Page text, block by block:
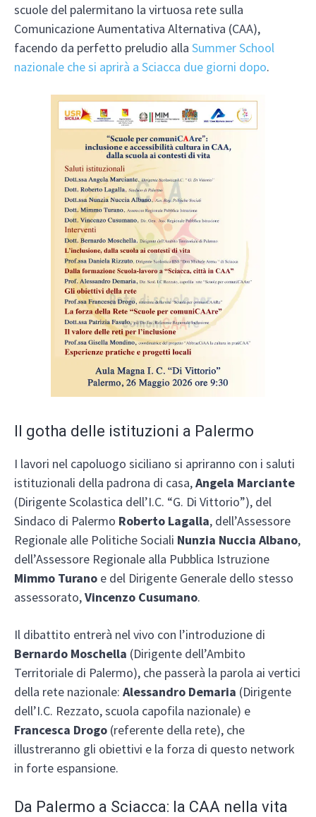
scuole del palermitano la virtuosa rete sulla
Comunicazione Aumentativa Alternativa (CAA),
facendo da perfetto preludio alla Summer School
nazionale che si aprirà a Sciacca due giorni dopo.
Il gotha delle istituzioni a Palermo
I lavori nel capoluogo siciliano si apriranno con i saluti
istituzionali della padrona di casa,Angela Marciante
(Dirigente Scolastica dell’I.C. “G. Di Vittorio”), del
Sindaco di Palermo Roberto Lagalla, dell’Assessore
Regionale alle Politiche Sociali Nunzia Nuccia Albano,
dell’Assessore Regionale alla Pubblica Istruzione
Mimmo Turano e del Dirigente Generale dello stesso
assessorato,Vincenzo Cusumano.
Il dibattito entrerà nel vivo con l’introduzione di
Bernardo Moschella (Dirigente dell’Ambito
Territoriale di Palermo), che passerà la parola ai vertici
della rete nazionale: Alessandro Demaria (Dirigente
dell’I.C. Rezzato, scuola capofila nazionale) e
Francesca Drogo (referente della rete), che
illustreranno gli obiettivi e la forza di questo network
in forte espansione.
Da Palermo a Sciacca: la CAA nella vita